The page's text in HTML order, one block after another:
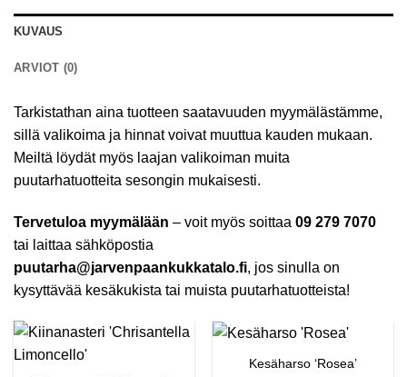
KUVAUS
ARVIOT (0)
Tarkistathan aina tuotteen saatavuuden myymälästämme,
sillä valikoima ja hinnat voivat muuttua kauden mukaan.
Meiltä löydät myös laajan valikoiman muita
puutarhatuotteita sesongin mukaisesti.
Tervetuloa myymälään – voit myös soittaa 09 279 7070
tai laittaa sähköpostia
puutarha@jarvenpaankukkatalo.fi, jos sinulla on
kysyttävää kesäkukista tai muista puutarhatuotteista!
Kesäharso ‘Rosea’